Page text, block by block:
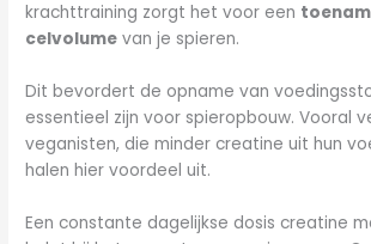
krachttraining zorgt het voor een
celvolume van je spieren.
Dit bevordert de opname van
essentieel zijn voor spieropbouw. Vooral
veganisten, die minder creatine uit hun
halen hier voordeel uit.
Een constante dagelijkse dosis creatine